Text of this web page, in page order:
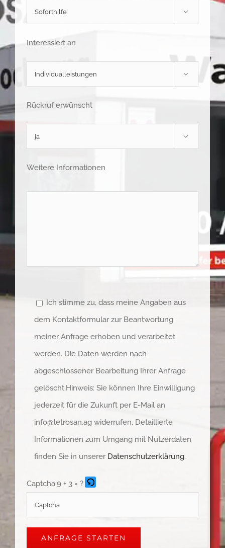

Interessiert an

Rückruf erwünscht

Weitere Informationen
Ich stimme zu, dass meine Angaben aus
dem Kontaktformular zur Beantwortung
meiner Anfrage erhoben und verarbeitet
werden. Die Daten werden nach
abgeschlossener Bearbeitung Ihrer Anfrage
gelöscht.Hinweis: Sie können Ihre Einwilligung
jederzeit für die Zukunft per E-Mail an
info@letrosan.ag widerrufen. Detaillierte
Informationen zum Umgang mit Nutzerdaten
finden Sie in unserer Datenschutzerklärung.
Captcha9 + 3 = ?
Please
enter